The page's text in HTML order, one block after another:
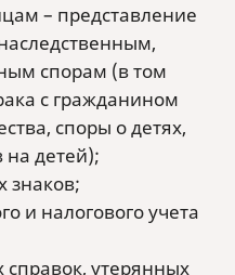
– представление
спорам (в том
с гражданином
споры о детях,
детей);
знаков;
и налогового учета
утерянных